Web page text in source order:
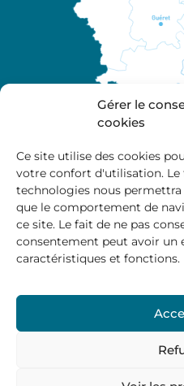
Gérer le
cookies
Ce site utilise des cookies
votre confort d'utilisation. Le
technologies nous
que le comportement de
ce site. Le fait de ne pas
consentement peut avoir un
caractéristiques et fonctions.
A
Site officiel de la
Marche et Combraille en
Horaires
9:00
Vendredi: